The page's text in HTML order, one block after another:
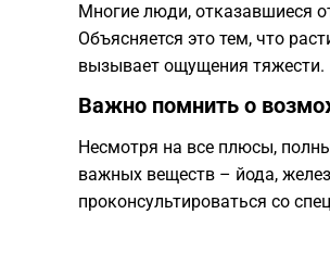
Многие люди, отказавшиеся
Объясняется это тем, что
вызывает ощущения тяжести.
Важно помнить о
Несмотря на все плюсы,
важных веществ – йода,
проконсультироваться со